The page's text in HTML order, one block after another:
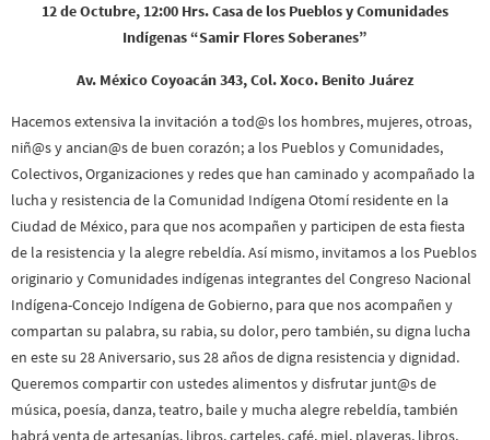
12 de Octubre, 12:00 Hrs. Casa de los Pueblos y Comunidades
Indígenas “Samir Flores Soberanes”
Av. México Coyoacán 343, Col. Xoco. Benito Juárez
Hacemos extensiva la invitación a tod@s los hombres, mujeres, otroas,
niñ@s y ancian@s de buen corazón; a los Pueblos y Comunidades,
Colectivos, Organizaciones y redes que han caminado y acompañado la
lucha y resistencia de la Comunidad Indígena Otomí residente en la
Ciudad de México, para que nos acompañen y participen de esta fiesta
de la resistencia y la alegre rebeldía. Así mismo, invitamos a los Pueblos
originario y Comunidades indígenas integrantes del Congreso Nacional
Indígena-Concejo Indígena de Gobierno, para que nos acompañen y
compartan su palabra, su rabia, su dolor, pero también, su digna lucha
en este su 28 Aniversario, sus 28 años de digna resistencia y dignidad.
Queremos compartir con ustedes alimentos y disfrutar junt@s de
música, poesía, danza, teatro, baile y mucha alegre rebeldía, también
habrá venta de artesanías, libros, carteles, café, miel, playeras, libros,